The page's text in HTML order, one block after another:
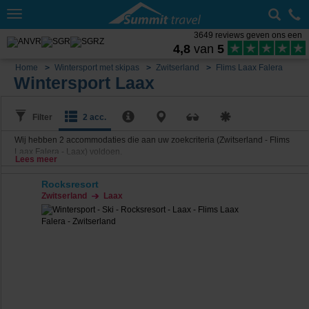
Toggle
3649 reviews geven ons een
4,8 van 5
Home Wintersport met skipas Zwitserland Flims Laax Falera
Wintersport Laax
Filter 2 acc.
Wij hebben 2 accommodaties die aan uw zoekcriteria (Zwitserland - Flims
Laax Falera - Laax) voldoen.
Lees meer
Rocksresort
Zwitserland Laax